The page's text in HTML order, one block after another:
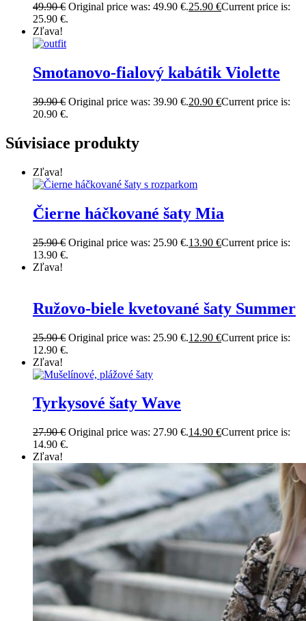
49.90€ Original price was: 49.90 €.25.90 €Current price is:
25.90 €.
Zľava!
Smotanovo-fialový kabátik Violette
39.90€ Original price was: 39.90 €.20.90 €Current price is:
20.90 €.
Súvisiace produkty
Zľava!
Čierne háčkované šaty Mia
25.90€ Original price was: 25.90 €.13.90 €Current price is:
13.90 €.
Zľava!
Ružovo-biele kvetované šaty Summer
25.90€ Original price was: 25.90 €.12.90 €Current price is:
12.90 €.
Zľava!
Tyrkysové šaty Wave
27.90€ Original price was: 27.90 €.14.90 €Current price is:
14.90 €.
Zľava!